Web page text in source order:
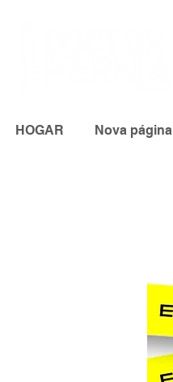
HOGAR Nova página